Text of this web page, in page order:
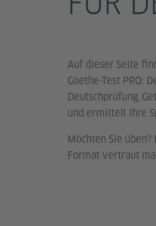
Auf dieser Seite
Goethe-Test PRO:
Deutschprüfung.
und ermittelt Ihre
Möchten Sie
Format vertraut